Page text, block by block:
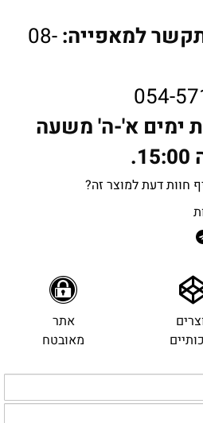
למאפייה:08-
054-
ימים א'-ה' משעה
חוות דעת למוצר זה?
אתר
מאובטח